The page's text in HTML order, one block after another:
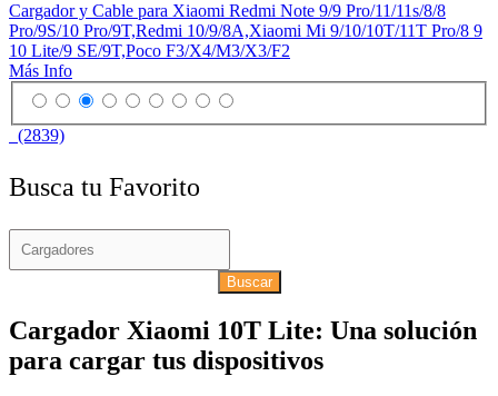
Cargador y Cable para Xiaomi Redmi Note 9/9 Pro/11/11s/8/8
Pro/9S/10 Pro/9T,Redmi 10/9/8A,Xiaomi Mi 9/10/10T/11T Pro/8 9
10 Lite/9 SE/9T,Poco F3/X4/M3/X3/F2
Más Info
(2839)
Busca tu Favorito
Buscar
Cargador Xiaomi 10T Lite: Una solución
para cargar tus dispositivos